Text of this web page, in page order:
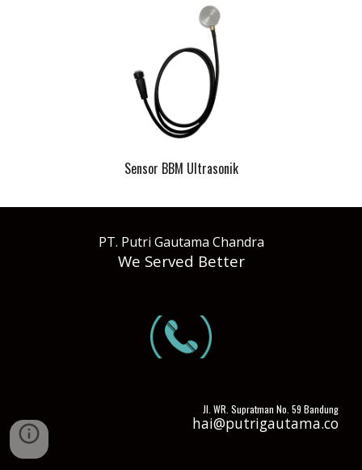
Sensor BBM Ultrasonik
PT. Putri Gautama Chandra
We Served Better
Jl. WR. Supratman No. 59 Bandung
hai@putrigautama.co